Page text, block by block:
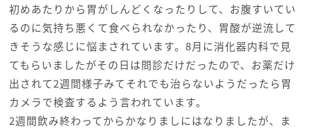
初めあたりから胃がしんどくなったりして、お腹すいてい
るのに気持ち悪くて食べられなかったり、胃酸が逆流して
きそうな感じに悩まされています。8月に消化器内科で見
てもらいましたがその日は問診だけだったので、お薬だけ
出されて2週間様子みてそれでも治らないようだったら胃
カメラで検査するよう言われています。
2週間飲み終わってからかなりましにはなりましたが、ま